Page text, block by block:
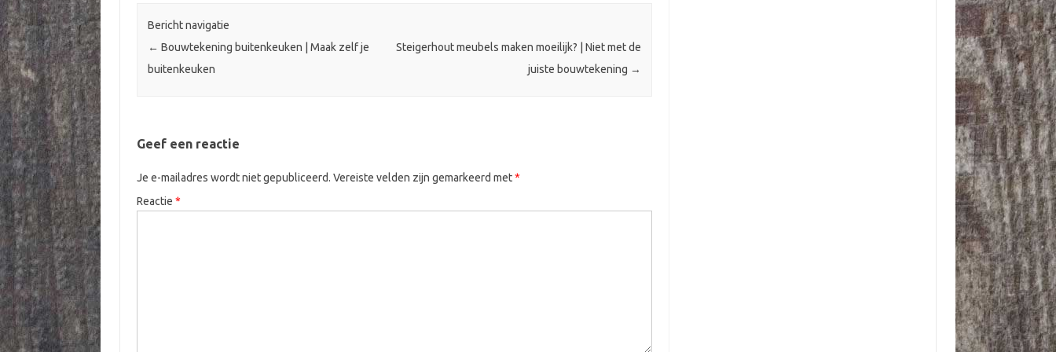
Bericht navigatie
← Bouwtekening buitenkeuken | Maak zelf je
buitenkeuken
Steigerhout meubels maken moeilijk? | Niet met de
juiste bouwtekening →
Geef een reactie
Je e-mailadres wordt niet gepubliceerd. Vereiste velden zijn gemarkeerd met*
Reactie *